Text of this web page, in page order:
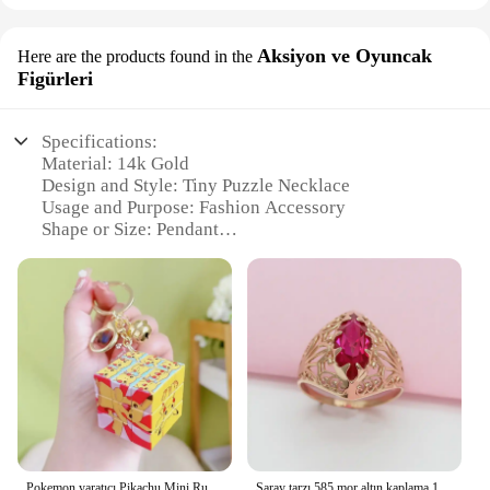
Here are the products found in the Aksiyon ve Oyuncak
Figürleri
Specifications:
Material: 14k Gold
Design and Style: Tiny Puzzle Necklace
Usage and Purpose: Fashion Accessory
Shape or Size: Pendant
Parts and Accessories: Comes with a chain
Features:
**Elegant Craftsmanship and Timeless Design**
The 14k Gold Tiny Puzzle Necklace is a testament
to exquisite craftsmanship and timeless design.
Meticulously crafted from high-quality 14k gold,
this necklace is not just a piece of jewelry but a
statement of elegance. The tiny puzzle motif adds a
playful twist to the classic pendant, making it a